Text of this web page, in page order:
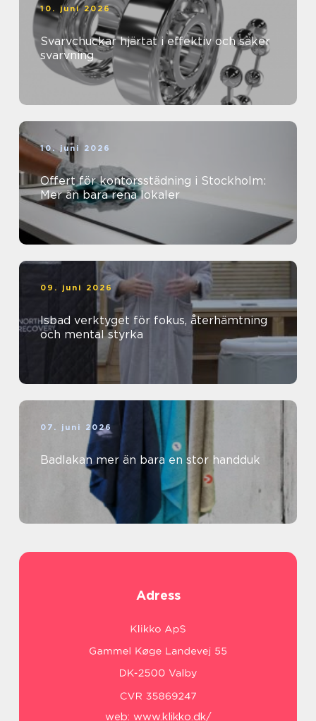
10. juni 2026
Svarvchuckar hjärtat i effektiv och säker
svarvning
10. juni 2026
Offert för kontorsstädning i Stockholm:
Mer än bara rena lokaler
09. juni 2026
Isbad verktyget för fokus, återhämtning
och mental styrka
07. juni 2026
Badlakan mer än bara en stor handduk
Adress
web: www.klikko.dk/